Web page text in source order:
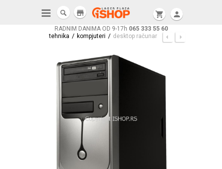
RADNIM DANIMA OD 9-17h 065 333 55 60
shopping_cart person
store
tehnika / kompjuteri / desktop računar